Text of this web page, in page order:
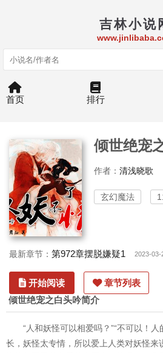
吉林小说
首页 排行
倾世绝宠
作者： 清浅晓歌
玄幻魔法
最新章节： 第972章摆脱嫌疑1 2023-03-
开始阅读 章节列表
倾世绝宠之白头吟简介
“人和妖怪可以相爱吗？”“不可以！
长，妖怪太专情，所以爱上人类对妖怪来